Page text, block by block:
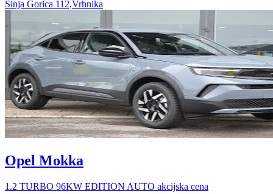
Sinja Gorica 112,Vrhnika
Opel Mokka
1.2 TURBO 96KW EDITION AUTO akcijska cena